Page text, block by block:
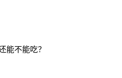
能不能吃？